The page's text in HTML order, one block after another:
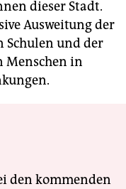
dieser Stadt.
Ausweitung der
Schulen und der
Menschen in
den kommenden